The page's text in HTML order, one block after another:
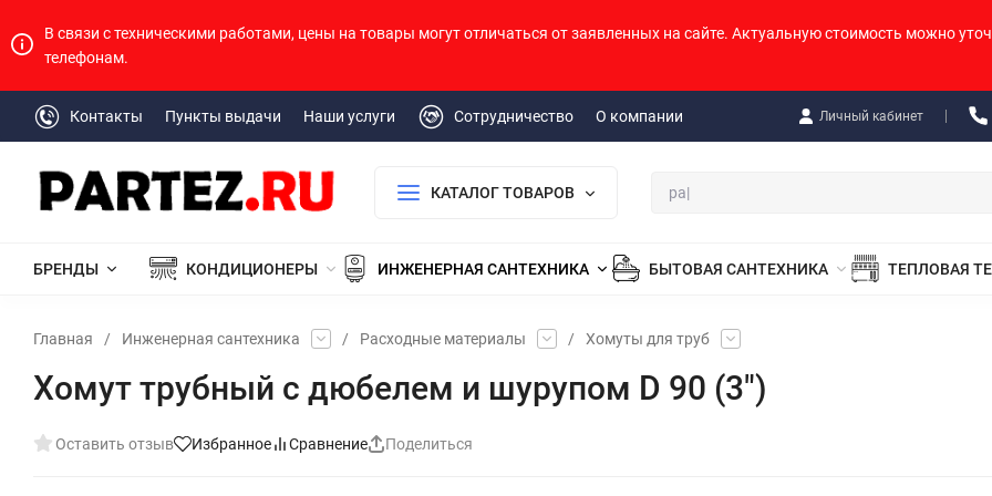
В связи с техническими работами, цены на товары могут отличаться от заявленных на сайте. Актуальную стоимость можно
телефонам.
Контакты Пункты выдачи Наши услуги Сотрудничество О компании Личный кабинет
КАТАЛОГ ТОВАРОВ
БРЕНДЫ КОНДИЦИОНЕРЫ ИНЖЕНЕРНАЯ САНТЕХНИКА БЫТОВАЯ САНТЕХНИКА ТЕПЛОВАЯ
Главная / Инженерная сантехника / Расходные материалы / Хомуты для труб
Хомут трубный с дюбелем и шурупом D 90 (3")
Оставить отзыв Избранное Сравнение Поделиться